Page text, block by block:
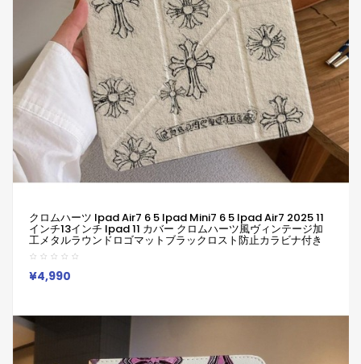
クロムハーツ Ipad Air7 6 5 Ipad Mini7 6 5 Ipad Air7 2025 11
インチ13インチ Ipad 11 カバー クロムハーツ風ヴィンテージ加
工メタルラウンドロゴマットブラックロスト防止カラビナ付き
AirPods ケース クロムハーツ メンズレディースアイパッド Air7
6 Ipad 10th Ipad Mini7ケース クロムハーツ 10th Ipad Mini7
クリアケース激安 Ipad11/10/9/8/7/6/5/4/3/2ケース
¥4,990